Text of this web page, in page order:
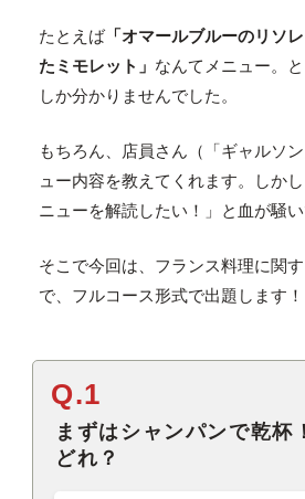
たとえば「オマールブルーのリソ
たミモレット」 なんてメニュー。
しか分かりませんでした。
もちろん、店員さん（「ギャルソ
ュー内容を教えてくれます。しか
ニューを解読したい！」と血が騒い
そこで今回は、フランス料理に関
で、フルコース形式で出題します！
Q.1
まずはシャンパンで乾
どれ？